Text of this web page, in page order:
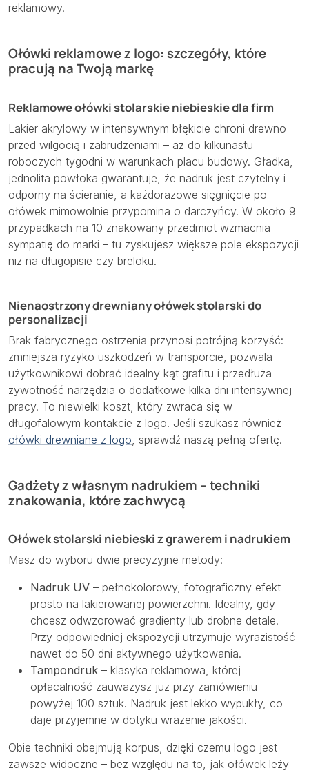
reklamowy.
Ołówki reklamowe z logo: szczegóły, które
pracują na Twoją markę
Reklamowe ołówki stolarskie niebieskie dla firm
Lakier akrylowy w intensywnym błękicie chroni drewno
przed wilgocią i zabrudzeniami – aż do kilkunastu
roboczych tygodni w warunkach placu budowy. Gładka,
jednolita powłoka gwarantuje, że nadruk jest czytelny i
odporny na ścieranie, a każdorazowe sięgnięcie po
ołówek mimowolnie przypomina o darczyńcy. W około 9
przypadkach na 10 znakowany przedmiot wzmacnia
sympatię do marki – tu zyskujesz większe pole ekspozycji
niż na długopisie czy breloku.
Nienaostrzony drewniany ołówek stolarski do
personalizacji
Brak fabrycznego ostrzenia przynosi potrójną korzyść:
zmniejsza ryzyko uszkodzeń w transporcie, pozwala
użytkownikowi dobrać idealny kąt grafitu i przedłuża
żywotność narzędzia o dodatkowe kilka dni intensywnej
pracy. To niewielki koszt, który zwraca się w
długofalowym kontakcie z logo. Jeśli szukasz również
ołówki drewniane z logo , sprawdź naszą pełną ofertę.
Gadżety z własnym nadrukiem – techniki
znakowania, które zachwycą
Ołówek stolarski niebieski z grawerem i nadrukiem
Masz do wyboru dwie precyzyjne metody:
Nadruk UV – pełnokolorowy, fotograficzny efekt
prosto na lakierowanej powierzchni. Idealny, gdy
chcesz odwzorować gradienty lub drobne detale.
Przy odpowiedniej ekspozycji utrzymuje wyrazistość
nawet do 50 dni aktywnego użytkowania.
Tampondruk – klasyka reklamowa, której
opłacalność zauważysz już przy zamówieniu
powyżej 100 sztuk. Nadruk jest lekko wypukły, co
daje przyjemne w dotyku wrażenie jakości.
Obie techniki obejmują korpus, dzięki czemu logo jest
zawsze widoczne – bez względu na to, jak ołówek leży